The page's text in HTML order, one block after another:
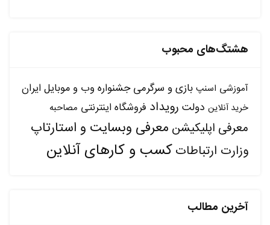
هشتگ‌های محبوب
آموزشی اسنپ بازی و سرگرمی جشنواره وب و موبایل ایران
خرید آنلاین دولت رویداد فروشگاه اینترنتی مصاحبه
معرفی اپلیکیشن معرفی وبسایت و استارتاپ
وزارت ارتباطاتکسب و کارهای آنلاین
آخرین مطالب